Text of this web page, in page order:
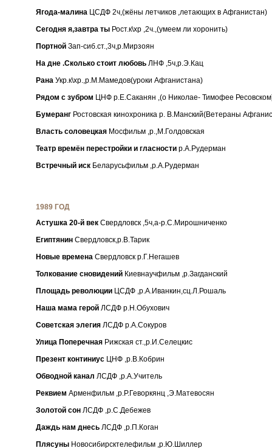
Ягода-малина ЦСДФ 2ч,(жёны летчиков ,летающих в Афганистан)
Сегодня я,завтра ты Рост.к\хр ,2ч.,(умеем ли хоронить)
Портной Зап-сиб.ст.,3ч,р.Мирзоян
На дне .Сколько стоит любовь ЛНФ ,5ч,р.Э.Кац
Рана Укр.к\хр.,р.М.Мамедов(уроки Афганистана)
Рядом с зубром ЦНФ р.Е.Саканян ,(о Николае- Тимофее
Бумеранг Ростовская кинохроника р. В.Манский(Ветераны
Власть соловецкая Мосфильм ,р.,М.Голдовская
Театр времён перестройки и гласности р.А.Рудерман
Встречный иск Беларусьфильм ,р.А.Рудерман
1989 ГОД
Астушка 20-й век Свердловск ,5ч,а-р.С.Мирошниченко
Египтянин Свердловск,р.В.Тарик
Новые времена Свердловск р.Г.Негашев
Толкование сновидений Киевнаучфильм ,р.Загданский
Площадь революции ЦСДФ ,р.А.Иванкин,сц.Л.Рошаль
Наша мама герой ЛСДФ р.Н.Обухович
Советская элегия ЛСДФ р.А.Сокуров
Улица Поперечная Рижская ст.,р.И.Селецкис
Презент континиус ЦНФ ,р.В.Кобрин
Обводной канал ЛСДФ ,р.А.Учитель
Реквием Арменфильм ,р.Р.Геворкянц ,Э.Матевосян
Золотой сон ЛСДФ ,р.С.Дебежев
Даждь нам днесь ЛСДФ ,р.П.Коган
Плясуны Новосибирсктелефильм ,р.Ю.Шиллер